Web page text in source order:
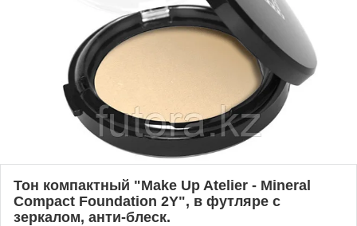
Тон компактный "Make Up Atelier - Mineral
Compact Foundation 2Y", в футляре с
зеркалом, анти-блеск.